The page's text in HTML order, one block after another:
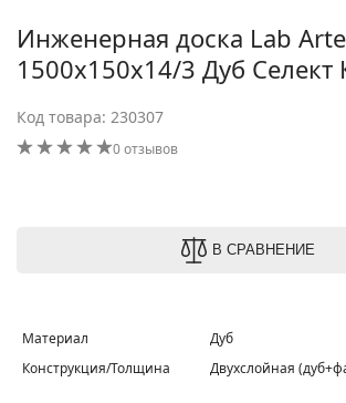
Инженерная доска Lab
1500х150х14/3 Дуб Селект
Код товара: 230307
0 отзывов
В СРАВНЕНИЕ
Материал
Дуб
Конструкция/Толщина
Двухслойная